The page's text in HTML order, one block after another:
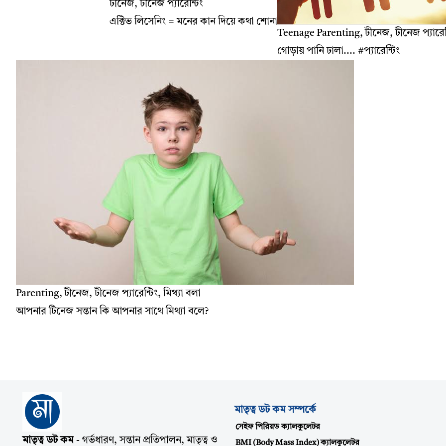
টীনেজ, টীনেজ প্যারেন্টিং
এক্টিভ লিসেনিং = মনের কান দিয়ে কথা শোনা
Teenage Parenting, টীনেজ, টীনেজ
গোড়ায় পানি ঢালা.... #প্যারেন্টিং
Parenting, টীনেজ, টীনেজ প্যারেন্টিং, মিথ্যা বলা
আপনার টিনেজ সন্তান কি আপনার সাথে মিথ্যা বলে?
মাতৃত্ব ডট কম- গর্ভধারণ, সন্তান প্রতিপালন, মাতৃত্ব ও
মাতৃত্ব ডট কম সম্পর্কে
সেইফ পিরিয়ড ক্যালকুলেটর
BMI (Body Mass Index) ক্যালকুলেটর